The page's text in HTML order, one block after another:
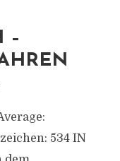
–
534 IN